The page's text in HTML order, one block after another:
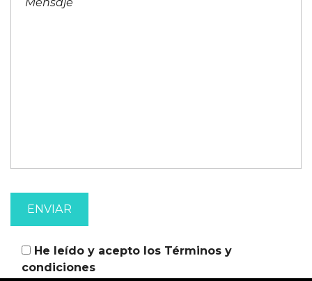
He leído y acepto los Términos y
condiciones